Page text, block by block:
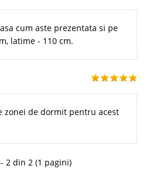
cum aste prezentata si pe
latime - 110 cm.
zonei de dormit pentru acest
2 din 2 (1 pagini)